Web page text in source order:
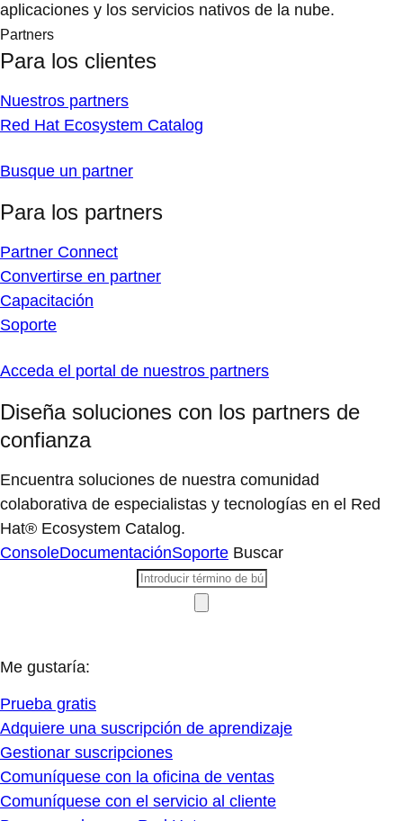
aplicaciones y los servicios nativos de la nube.
Partners
Para los clientes
Nuestros partners
Red Hat Ecosystem Catalog
Busque un partner
Para los partners
Partner Connect
Convertirse en partner
Capacitación
Soporte
Acceda el portal de nuestros partners
Diseña soluciones con los partners de
confianza
Encuentra soluciones de nuestra comunidad
colaborativa de especialistas y tecnologías en el Red
Hat® Ecosystem Catalog.
ConsoleDocumentaciónSoporte Buscar
Me gustaría:
Prueba gratis
Adquiere una suscripción de aprendizaje
Gestionar suscripciones
Comuníquese con la oficina de ventas
Comuníquese con el servicio al cliente